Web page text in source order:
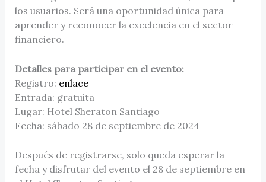
los usuarios. Será una oportunidad única para
aprender y reconocer la excelencia en el sector
financiero.
Detalles para participar en el evento:
Registro: enlace
Entrada: gratuita
Lugar: Hotel Sheraton Santiago
Fecha: sábado 28 de septiembre de 2024
Después de registrarse, solo queda esperar la
fecha y disfrutar del evento el 28 de septiembre en